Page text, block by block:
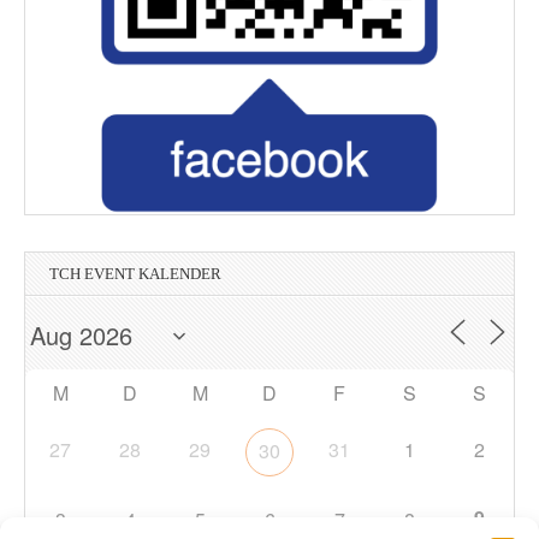
TCH EVENT KALENDER
M D M D F S S
27 28 29 30 31 1 2
3 4 5 6 7 8 9